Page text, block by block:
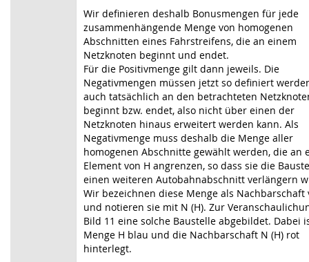
Wir definieren deshalb Bonusmengen für jede
zusammenhängende Menge von homogenen
Abschnitten eines Fahrstreifens, die an einem
Netzknoten beginnt und endet.
Für die Positivmenge gilt dann jeweils. Die
Negativmengen müssen jetzt so definiert
auch tatsächlich an den betrachteten
beginnt bzw. endet, also nicht über einen der
Netzknoten hinaus erweitert werden kann. Als
Negativmenge muss deshalb die Menge aller
homogenen Abschnitte gewählt werden, die an
Element von H angrenzen, so dass sie die
einen weiteren Autobahnabschnitt verlängern
Wir bezeichnen diese Menge als Nachbarschaft
und notieren sie mit N (H). Zur
Bild 11 eine solche Baustelle abgebildet. Dabei
Menge H blau und die Nachbarschaft N (H) rot
hinterlegt.